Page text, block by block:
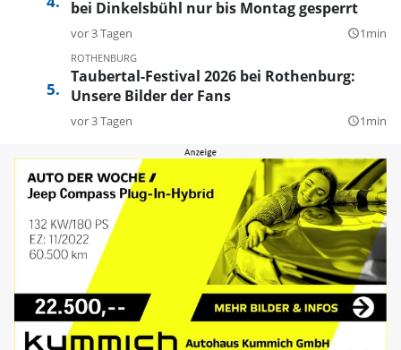
bei Dinkelsbühl nur bis Montag gesperrt
vor 3 Tagen query_builder1min
ROTHENBURG
Taubertal-Festival 2026 bei Rothenburg:
Unsere Bilder der Fans
vor 3 Tagen query_builder1min